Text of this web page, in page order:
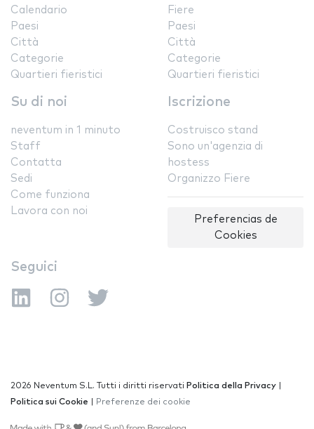
Calendario
Paesi
Città
Categorie
Quartieri fieristici
Fiere
Paesi
Città
Categorie
Quartieri fieristici
Su di noi
neventum in 1 minuto
Staff
Contatta
Sedi
Come funziona
Lavora con noi
Iscrizione
Costruisco stand
Sono un'agenzia di
hostess
Organizzo Fiere
Preferencias de
Cookies
Seguici
2026 Neventum S.L. Tutti i diritti riservati Politica della Privacy
Politica sui Cookie
Preferenze dei cookie